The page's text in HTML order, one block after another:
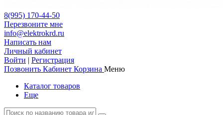
8(995) 170-44-50
Перезвоните мне
info@elektrokrd.ru
Написать нам
Личный кабинет
Войти | Регистрация
Позвонить Кабинет Корзина Меню
Каталог товаров
Еще